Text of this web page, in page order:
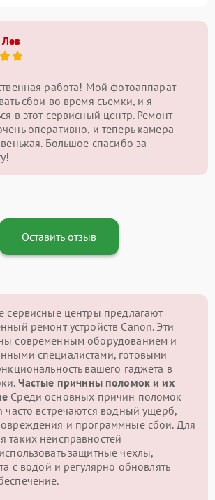
работа! Мой фотоаппарат
сбои во время съемки, и я
в этот сервисный центр. Ремонт
оперативно, и теперь камера
Большое спасибо за
Оставить отзыв
сервисные центры предлагают
ремонт устройств Canon. Эти
современным оборудованием и
специалистами, готовыми
вашего гаджета в
Частые причины поломок и их
Среди основных причин поломок
часто встречаются водный ущерб,
и программные сбои. Для
таких неисправностей
защитные чехлы,
с водой и регулярно обновлять